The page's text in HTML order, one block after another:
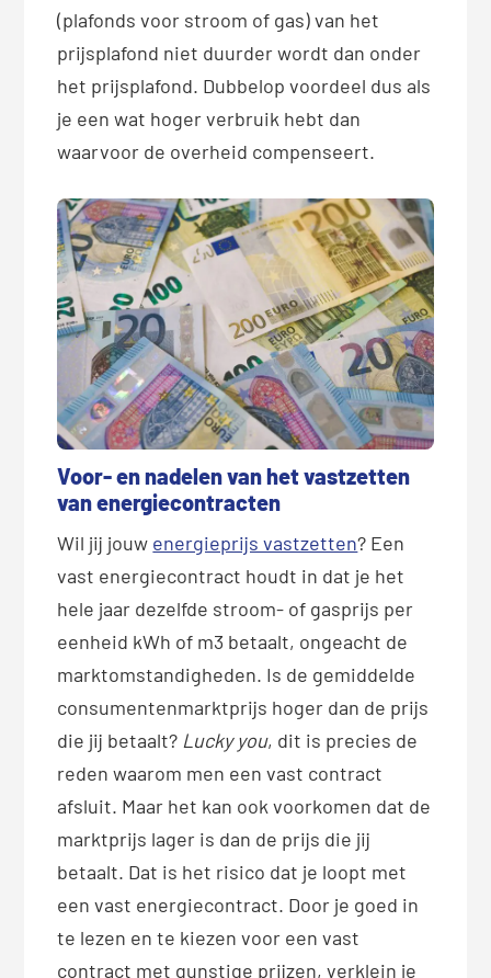
(plafonds voor stroom of gas) van het
prijsplafond niet duurder wordt dan onder
het prijsplafond. Dubbelop voordeel dus als
je een wat hoger verbruik hebt dan
waarvoor de overheid compenseert.
Voor- en nadelen van het vastzetten
van energiecontracten
Wil jij jouw energieprijs vastzetten? Een
vast energiecontract houdt in dat je het
hele jaar dezelfde stroom- of gasprijs per
eenheid kWh of m3 betaalt, ongeacht de
marktomstandigheden. Is de gemiddelde
consumentenmarktprijs hoger dan de prijs
die jij betaalt? Lucky you, dit is precies de
reden waarom men een vast contract
afsluit. Maar het kan ook voorkomen dat de
marktprijs lager is dan de prijs die jij
betaalt. Dat is het risico dat je loopt met
een vast energiecontract. Door je goed in
te lezen en te kiezen voor een vast
contract met gunstige prijzen, verklein je